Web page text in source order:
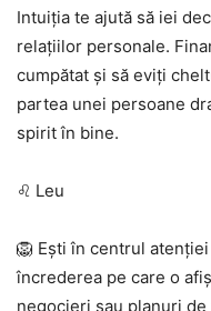
Intuiția te ajută să iei
relațiilor personale.
cumpătat și să eviți
partea unei persoane
spirit în bine.
♌ Leu
🦁 Ești în centrul
încrederea pe care o
negocieri sau planuri